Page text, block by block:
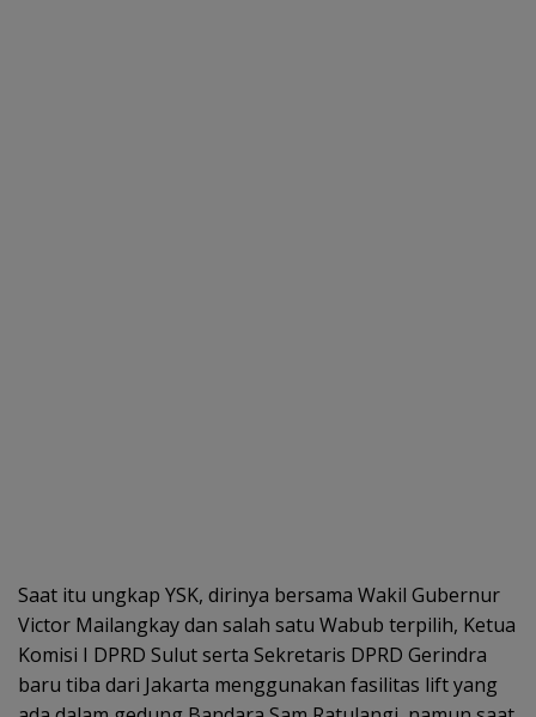
Saat itu ungkap YSK, dirinya bersama Wakil Gubernur
Victor Mailangkay dan salah satu Wabub terpilih, Ketua
Komisi I DPRD Sulut serta Sekretaris DPRD Gerindra
baru tiba dari Jakarta menggunakan fasilitas lift yang